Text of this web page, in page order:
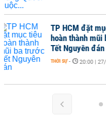
Nhìn lại
2021:
hồi còn
QUỐC TẾ -